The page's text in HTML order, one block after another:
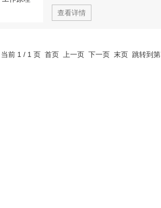
查看详情
当前 1 / 1 页 首页 上一页 下一页 末页 跳转到第